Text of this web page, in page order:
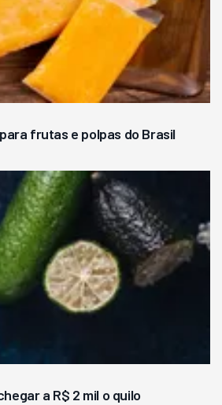
frutas e polpas do Brasil
a R$ 2 mil o quilo